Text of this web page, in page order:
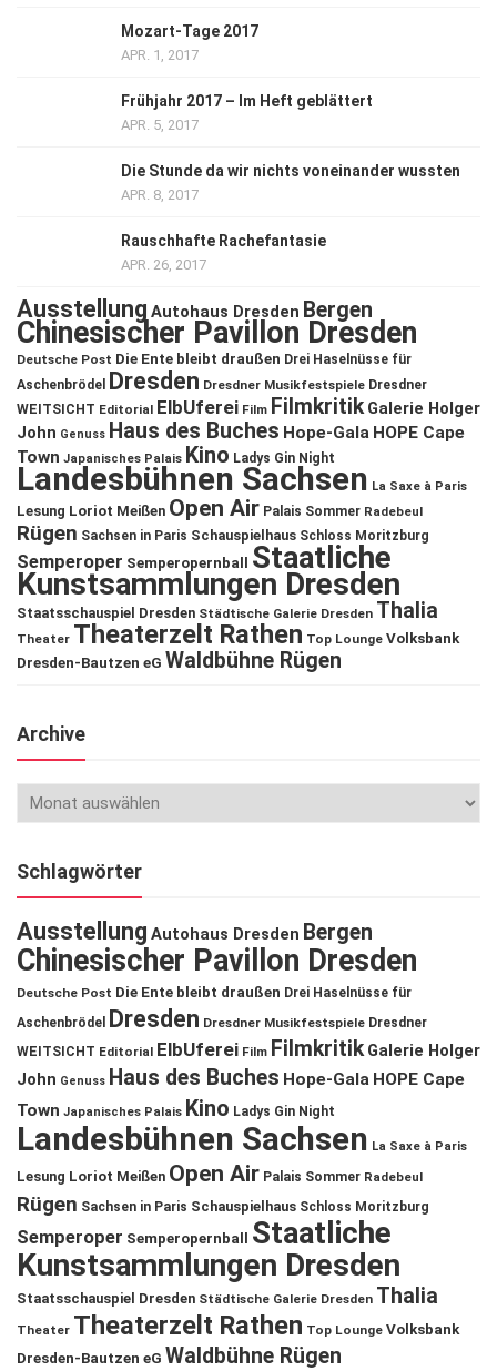
Mozart-Tage 2017
APR. 1, 2017
Frühjahr 2017 – Im Heft geblättert
APR. 5, 2017
Die Stunde da wir nichts voneinander wussten
APR. 8, 2017
Rauschhafte Rachefantasie
APR. 26, 2017
Ausstellung Autohaus Dresden Bergen
Chinesischer Pavillon Dresden
Deutsche Post Die Ente bleibt draußen Drei Haselnüsse für
Aschenbrödel
Dresden Dresdner Musikfestspiele Dresdner
WEITSICHT Editorial ElbUferei Film Filmkritik Galerie Holger
John Genuss Haus des Buches Hope-Gala HOPE Cape
Town Japanisches Palais Kino Ladys Gin Night
Landesbühnen Sachsen La Saxe à Paris
Lesung Loriot Meißen Open Air Palais Sommer Radebeul
Rügen Sachsen in Paris Schauspielhaus Schloss Moritzburg
Semperoper Semperopernball Staatliche
Kunstsammlungen Dresden
Staatsschauspiel Dresden Städtische Galerie Dresden Thalia
Theater Theaterzelt Rathen Top Lounge Volksbank
Dresden-Bautzen eG Waldbühne Rügen
Archive
Schlagwörter
Ausstellung Autohaus Dresden Bergen
Chinesischer Pavillon Dresden
Deutsche Post Die Ente bleibt draußen Drei Haselnüsse für
Aschenbrödel
Dresden Dresdner Musikfestspiele Dresdner
WEITSICHT Editorial ElbUferei Film Filmkritik Galerie Holger
John Genuss Haus des Buches Hope-Gala HOPE Cape
Town Japanisches Palais Kino Ladys Gin Night
Landesbühnen Sachsen La Saxe à Paris
Lesung Loriot Meißen Open Air Palais Sommer Radebeul
Rügen Sachsen in Paris Schauspielhaus Schloss Moritzburg
Semperoper Semperopernball
Staatliche
Kunstsammlungen Dresden
Staatsschauspiel Dresden Städtische Galerie Dresden Thalia
Theater Theaterzelt Rathen Top Lounge Volksbank
Dresden-Bautzen eG Waldbühne Rügen